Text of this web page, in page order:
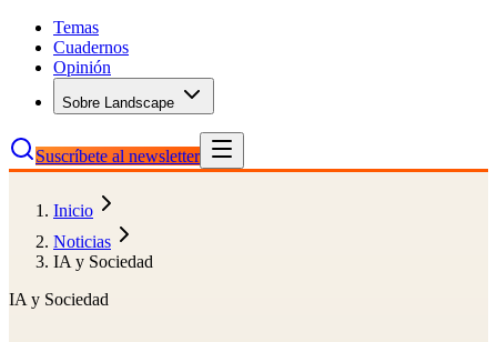
Temas
Cuadernos
Opinión
Sobre Landscape
Suscríbete al newsletter
Inicio
Noticias
IA y Sociedad
IA y Sociedad